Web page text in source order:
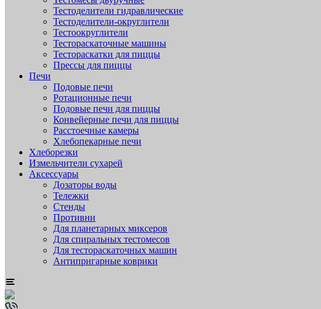
Тестоделители гидравлические
Тестоделители-округлители
Тестоокруглители
Тестораскаточные машины
Тестораскатки для пиццы
Прессы для пиццы
Печи
Подовые печи
Ротационные печи
Подовые печи для пиццы
Конвейерные печи для пиццы
Расстоечные камеры
Хлебопекарные печи
Хлеборезки
Измельчители сухарей
Аксессуары
Дозаторы воды
Тележки
Стенды
Противни
Для планетарных миксеров
Для спиральных тестомесов
Для тестораскаточных машин
Антипригарные коврики